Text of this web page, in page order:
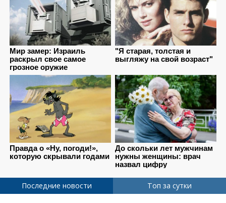
Последние новости Топ за сутки